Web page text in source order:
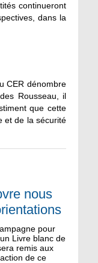
continueront
dans la
CER dénombre
Rousseau, il
que cette
et de la sécurité
nous
pour
Livre blanc de
remis aux
de ce